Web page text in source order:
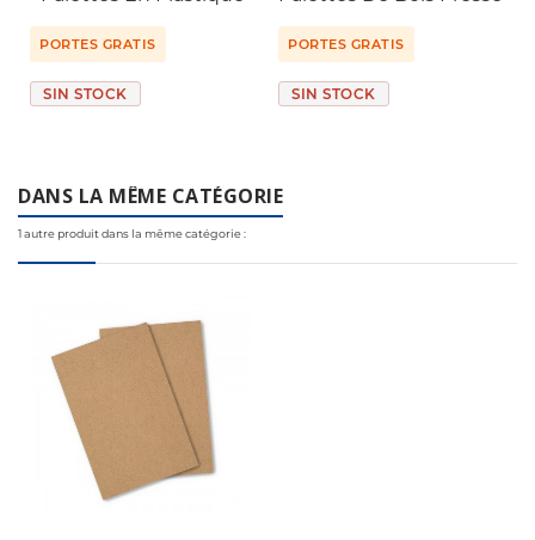
PORTES GRATIS
SIN STOCK
PORTES GRATIS
SIN STOCK
DANS LA MÊME CATÉGORIE
1 autre produit dans la même catégorie :